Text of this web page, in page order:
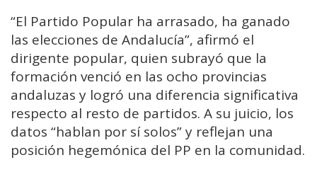
“El Partido Popular ha arrasado, ha ganado
las elecciones de Andalucía”, afirmó el
dirigente popular, quien subrayó que la
formación venció en las ocho provincias
andaluzas y logró una diferencia significativa
respecto al resto de partidos. A su juicio, los
datos “hablan por sí solos” y reflejan una
posición hegemónica del PP en la comunidad.